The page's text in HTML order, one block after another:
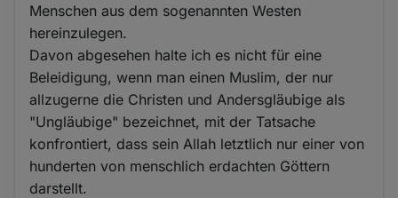
Menschen aus dem sogenannten Westen
hereinzulegen.
Davon abgesehen halte ich es nicht für eine
Beleidigung, wenn man einen Muslim, der nur
allzugerne die Christen und Andersgläubige als
"Ungläubige" bezeichnet, mit der Tatsache
konfrontiert, dass sein Allah letztlich nur einer von
hunderten von menschlich erdachten Göttern
darstellt.